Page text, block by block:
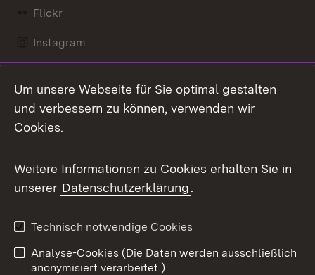
Flickr
Instagram
Mastodon
Messenger
Social Wall
X / Twitter
Youtube
Um unsere Webseite für Sie optimal gestalten
und verbessern zu können, verwenden wir
Cookies.
Weitere Informationen zu Cookies erhalten Sie in
unserer Datenschutzerklärung.
Technisch notwendige Cookies
Analyse-Cookies (Die Daten werden ausschließlich
anonymisiert verarbeitet.)